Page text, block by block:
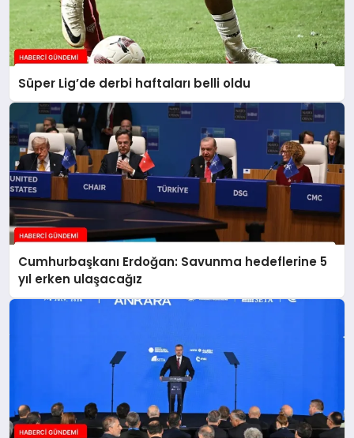
Süper Lig’de derbi haftaları belli oldu
Cumhurbaşkanı Erdoğan: Savunma hedeflerine 5
yıl erken ulaşacağız